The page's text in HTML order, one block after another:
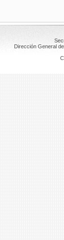
Dirección General